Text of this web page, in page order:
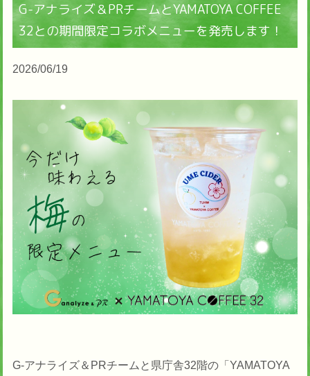
G-アナライズ＆PRチームとYAMATOYA COFFEE
32との期間限定コラボメニューを発売します！
2026/06/19
G-アナライズ＆PRチームと県庁舎32階の「YAMATOYA